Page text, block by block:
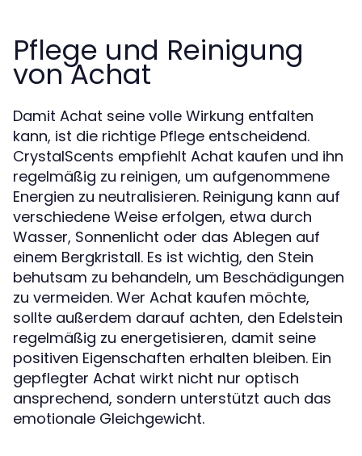
Pflege und Reinigung
von Achat
Damit Achat seine volle Wirkung entfalten
kann, ist die richtige Pflege entscheidend.
CrystalScents empfiehlt Achat kaufen und ihn
regelmäßig zu reinigen, um aufgenommene
Energien zu neutralisieren. Reinigung kann auf
verschiedene Weise erfolgen, etwa durch
Wasser, Sonnenlicht oder das Ablegen auf
einem Bergkristall. Es ist wichtig, den Stein
behutsam zu behandeln, um Beschädigungen
zu vermeiden. Wer Achat kaufen möchte,
sollte außerdem darauf achten, den Edelstein
regelmäßig zu energetisieren, damit seine
positiven Eigenschaften erhalten bleiben. Ein
gepflegter Achat wirkt nicht nur optisch
ansprechend, sondern unterstützt auch das
emotionale Gleichgewicht.